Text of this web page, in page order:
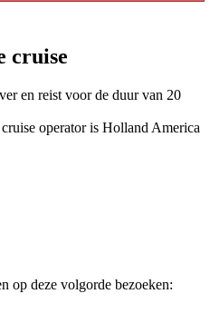
cruise
en reist voor de duur van 20
operator is Holland America
op deze volgorde bezoeken: